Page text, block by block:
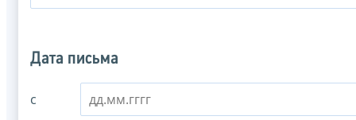
Дата письма
с